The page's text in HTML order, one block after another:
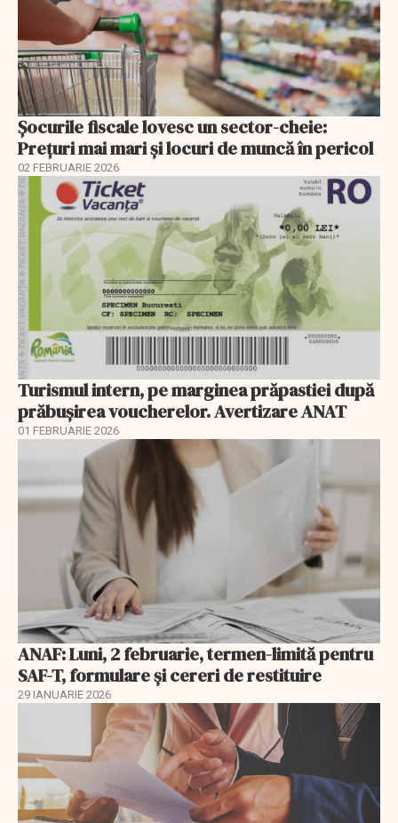
Șocurile fiscale lovesc un sector-cheie:
Prețuri mai mari și locuri de muncă în pericol
02 FEBRUARIE 2026
Turismul intern, pe marginea prăpastiei după
prăbușirea voucherelor. Avertizare ANAT
01 FEBRUARIE 2026
ANAF: Luni, 2 februarie, termen-limită pentru
SAF-T, formulare și cereri de restituire
29 IANUARIE 2026